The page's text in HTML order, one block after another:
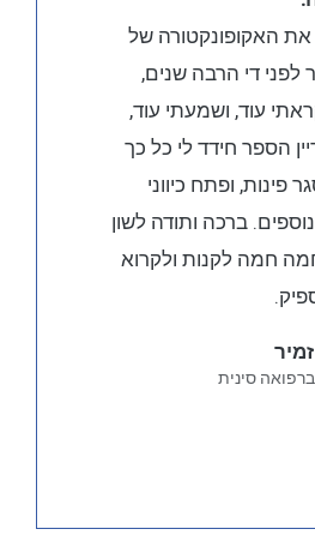
האקופונקטורה של
לפני די הרבה שנים,
עוד, ושמעתי עוד,
הספר חידד לי כל כך
פינות, ופתח כיווני
ברכה ותודה לשון
חמה לקנות ולקרוא
זמיר
סינית